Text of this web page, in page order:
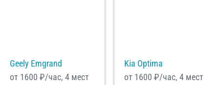
Geely Emgrand
от 1600 ₽/час, 4 мест
Kia Optima
от 1600 ₽/час, 4 мест